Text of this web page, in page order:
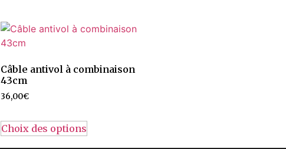
Câble antivol à combinaison
43cm
36,00€
Choix des options